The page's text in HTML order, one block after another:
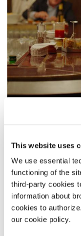
This website uses
We use essential
functioning of the
third-party cookies
information about
cookies to
our cookie policy.
LEGGI TUTTO
CINEMA
SALA GIARDINO
INGRESSO CON